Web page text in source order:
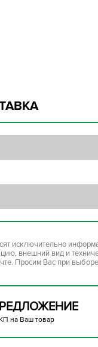
исключительно
внешний вид и
Просим Вас при
на Ваш товар